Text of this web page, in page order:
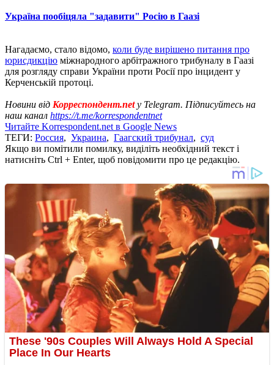
Україна пообіцяла "задавити" Росію в Гаазі
Нагадаємо, стало відомо, коли буде вирішено питання про
юрисдикцію міжнародного арбітражного трибуналу в Гаазі
для розгляду справи України проти Росії про інцидент у
Керченській протоці.
Новини від Корреспондент.netу Telegram. Підписуйтесь на
наш канал https://t.me/korrespondentnet
Читайте Korrespondent.net в Google News
ТЕГИ: Россия, Украина, Гаагский трибунал, суд
Якщо ви помітили помилку, виділіть необхідний текст і
натисніть Ctrl + Enter, щоб повідомити про це редакцію.